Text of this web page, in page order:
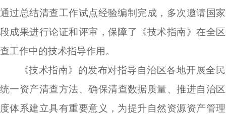
通过总结清查工作试点经验编制完成，多次邀请国
段成果进行论证和评审，保障了《技术指南》在全
查工作中的技术指导作用 。
《技术指南》的发布对指导自治区各地开展全
统一资产清查方法、确保清查数据质量、推进自治
度体系建立具有重要意义，为提升自然资源资产管